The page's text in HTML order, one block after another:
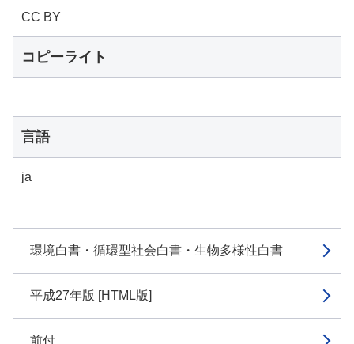
環境白書・循環型社会白書・生物多様性白書
平成27年版 [HTML版]
前付
CC BY
コピーライト
言語
ja